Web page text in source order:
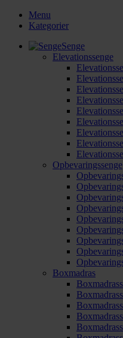
Menu
Kategorier
Senge
Elevationssenge
Opbevaringssenge
Boxmadras